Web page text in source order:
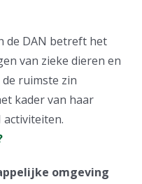
de DAN betreft het
van zieke dieren en
ruimste zin
kader van haar
omgeving